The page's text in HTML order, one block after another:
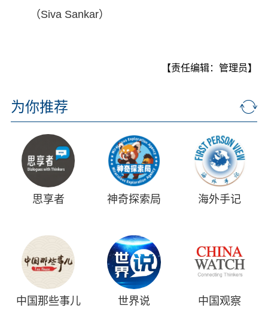
（Siva Sankar）
【责任编辑：管理员】
为你推荐
思享者 神奇探索局 海外手记
中国那些事儿 世界说 中国观察